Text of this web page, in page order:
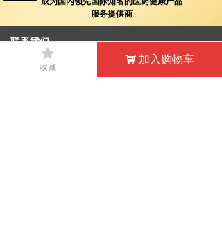
끄
收藏
낙 加入购物车
服务提供商
联系我们
香港地址：香港九龍長沙灣荔枝角道808號好運工業中心6樓613室
香港电话：(852) 2877 6488 传 真：(852) 2529 5988